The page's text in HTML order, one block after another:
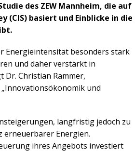
des ZEW Mannheim, die auf
(CIS) basiert und Einblicke in die
Energieintensität besonders stark
und daher verstärkt in
Dr. Christian Rammer,
und
langfristig jedoch zu
erneuerbarer Energien.
ihres Angebots investiert